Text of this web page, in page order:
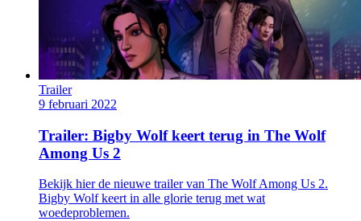
Trailer
9 februari 2022
Trailer: Bigby Wolf keert terug in The Wolf
Among Us 2
Bekijk hier de nieuwe trailer van The Wolf Among Us 2.
Bigby Wolf keert in alle glorie terug met wat
woedeproblemen.